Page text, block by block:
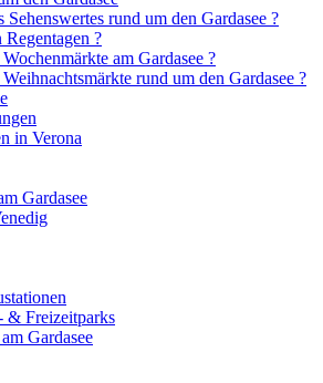
Sehenswertes rund um den Gardasee ?
Regentagen ?
am Gardasee ?
rund um den Gardasee ?
in Verona
Gardasee
& Freizeitparks
Gardasee